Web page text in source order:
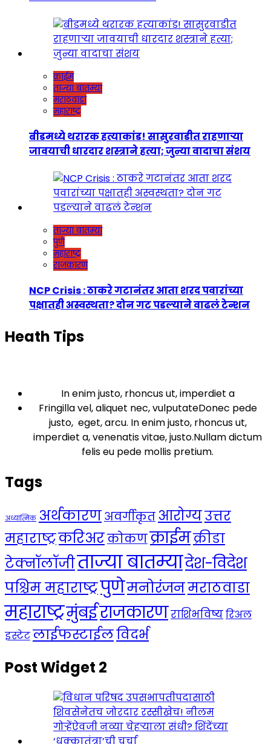
क्राईम
ताज्या बातम्या
मराठवाडा
महाराष्ट्र
बीडमध्ये थरारक हत्याकांड! सासुरवाडीत राहणाऱ्या
जावयाची धारदार शस्त्राने हत्या; जुन्या वादाचा संशय
ताज्या बातम्या
पुणे
महाराष्ट्र
राजकारण
NCP Crisis : ठाकरे गटानंतर आता शरद पवारांच्या
पक्षातही अस्वस्थता? दोन गट पडल्याने वाढलं टेन्शन
Heath Tips
In enim justo, rhoncus ut, imperdiet a
Fringilla vel, aliquet nec, vulputateDonec pede
justo, eget, arcu. In enim justo, rhoncus ut,
imperdiet a, venenatis vitae, justo.Nullam dictum
felis eu pede mollis pretium.
Tags
अध्यात्मिक अर्थकारणअवर्गीकृत आरोग्यउत्तर
महाराष्ट्रकरिअरकोकणक्राईमक्रीडा
टेक्नॉलॉजीताज्या बातम्यादेश-विदेश
पश्चिम महाराष्ट्रपुणेमनोरंजनमराठवाडा
महाराष्ट्रमुंबईराजकारणराशिभविष्यरिअल
इस्टेटलाईफस्टाईलविदर्भ
Post Widget 2